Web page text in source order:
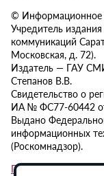
© Информационное
Учредитель
коммуникаций
Московская, д. 72).
Издатель — ГАУ
Степанов В.В.
Свидетельство о
ИА № ФС77-60442
Выдано
информационных
(Роскомнадзор).
Политика в